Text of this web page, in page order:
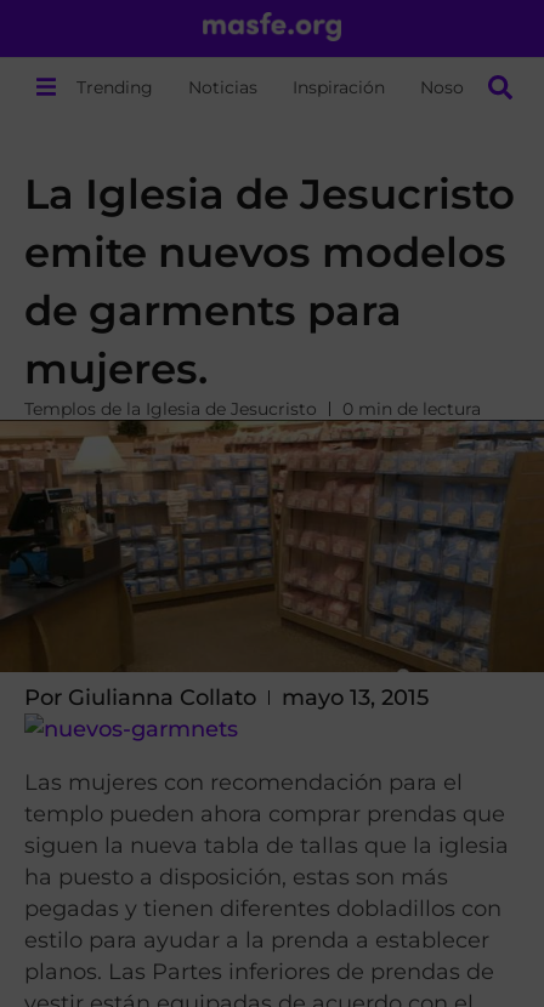
Trending Noticias Inspiración Nosotros
La Iglesia de Jesucristo
emite nuevos modelos
de garments para
mujeres.
Templos de la Iglesia de Jesucristo 0 min de lectura
Por Giulianna Collato mayo 13, 2015
Las mujeres con recomendación para el
templo pueden ahora comprar prendas que
siguen la nueva tabla de tallas que la iglesia
ha puesto a disposición, estas son más
pegadas y tienen diferentes dobladillos con
estilo para ayudar a la prenda a establecer
planos. Las Partes inferiores de prendas de